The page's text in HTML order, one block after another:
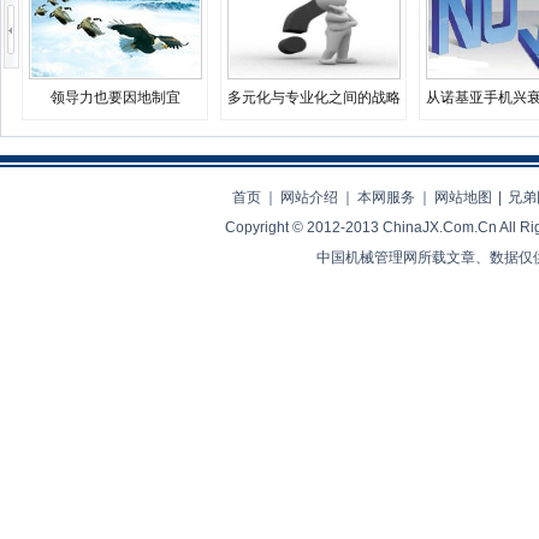
领导力也要因地制宜
多元化与专业化之间的战略
从诺基亚手机兴
首页 ｜ 网站介绍 ｜ 本网服务 ｜ 网站地图 | 兄
Copyright © 2012-2013 ChinaJX.Com.Cn All
中国机械管理网所载文章、数据